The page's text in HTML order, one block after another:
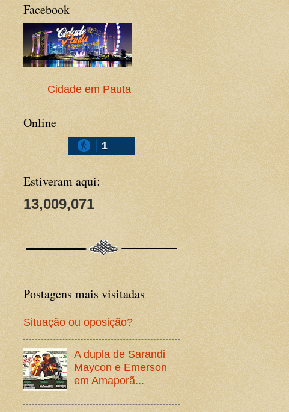
Facebook
Cidade em Pauta
Online
1
Estiveram aqui:
13,009,071
Postagens mais visitadas
Situação ou oposição?
A dupla de Sarandi
Maycon e Emerson
em Amaporã...